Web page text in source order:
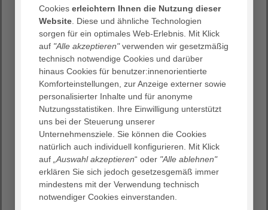
mit demenziellen Einschränkungen.
„Wir freuen uns, mit Carolin-Babett Erler ein neues
Mitglied im Leitungsteam gewonnen zu haben, die sich
mit Professionalität, Einfühlungsvermögen und
Kompetenz den kommenden Herausforderungen stellt.
So wird sie mit ihrem interdisziplinären Wissen und ihrer
Kreativität den vielfältigen Aufgaben und Projekten im
AGAPLESION OBERIN MARTHA KELLER HAUS motiviert
begegnen. Wir wünschen ihr einen erfolgreichen Start
und Gottes reichen Segen“, so Hannelore Rexroth,
Geschäftsführerin der AGAPLESION MARKUS DIAKONIE.
Szerénke Darabpour, Hausleitung des AGAPLESION HAUS
SAALBURG, hatte interimsmäßig die Hausleitung von
Cookieserleichtern Ihnen die Nutzung dieser
Website . Diese und ähnliche Technologien
sorgen für ein optimales Web-Erlebnis. Mit Klick
auf "Alle akzeptieren"verwenden wir gesetzmäßig
technisch notwendige Cookies und darüber
hinaus Cookies für benutzer:innenorientierte
Komforteinstellungen, zur Anzeige externer sowie
personalisierter Inhalte und für anonyme
Nutzungsstatistiken. Ihre Einwilligung unterstützt
uns bei der Steuerung unserer
Unternehmensziele. Sie können die Cookies
natürlich auch individuell konfigurieren. Mit Klick
auf „Auswahl akzeptieren“ oder "Alle ablehnen"
erklären Sie sich jedoch gesetzesgemäß immer
mindestens mit der Verwendung technisch
notwendiger Cookies einverstanden.